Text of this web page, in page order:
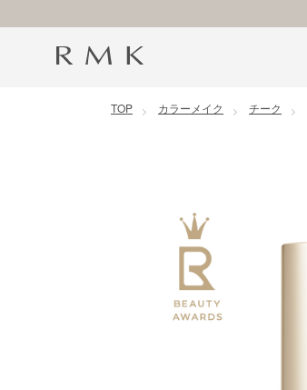
コンテンツに移動
TOP カラーメイク チーク